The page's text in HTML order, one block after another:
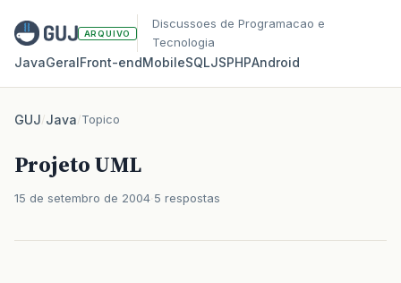
ARQUIVO
Discussoes de Programacao e
Tecnologia
JavaGeralFront‑endMobileSQLJSPHPAndroid
GUJ/Java/Topico
Projeto UML
15 de setembro de 2004 5 respostas